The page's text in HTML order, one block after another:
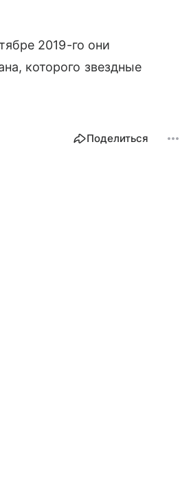
2019-го они
которого звездные
Поделиться